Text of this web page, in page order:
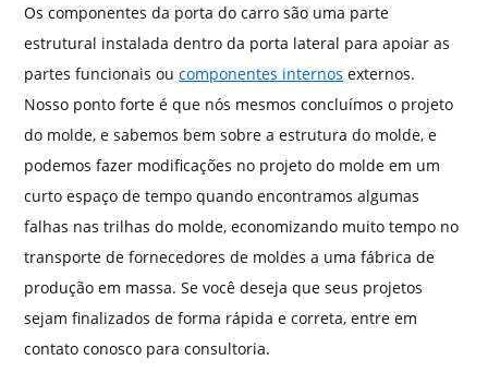
Os componentes da porta do carro são uma parte
estrutural instalada dentro da porta lateral para apoiar as
partes funcionais oucomponentes internos externos.
Nosso ponto forte é que nós mesmos concluímos o projeto
do molde, e sabemos bem sobre a estrutura do molde, e
podemos fazer modificações no projeto do molde em um
curto espaço de tempo quando encontramos algumas
falhas nas trilhas do molde, economizando muito tempo no
transporte de fornecedores de moldes a uma fábrica de
produção em massa. Se você deseja que seus projetos
sejam finalizados de forma rápida e correta, entre em
contato conosco para consultoria.